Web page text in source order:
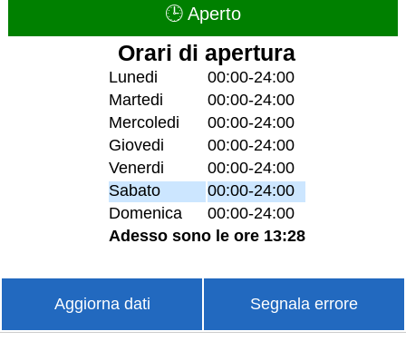
🕒 Aperto
Orari di apertura
Lunedi
00:00-24:00
Martedi
00:00-24:00
Mercoledi
00:00-24:00
Giovedi
00:00-24:00
Venerdi
00:00-24:00
Sabato
00:00-24:00
Domenica
00:00-24:00
Adesso sono le ore 13:28
Aggiorna dati Segnala errore